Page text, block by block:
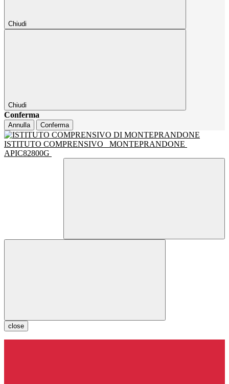
Chiudi
Chiudi
Conferma
Annulla Conferma
ISTITUTO COMPRENSIVO
MONTEPRANDONE
APIC82800G
close